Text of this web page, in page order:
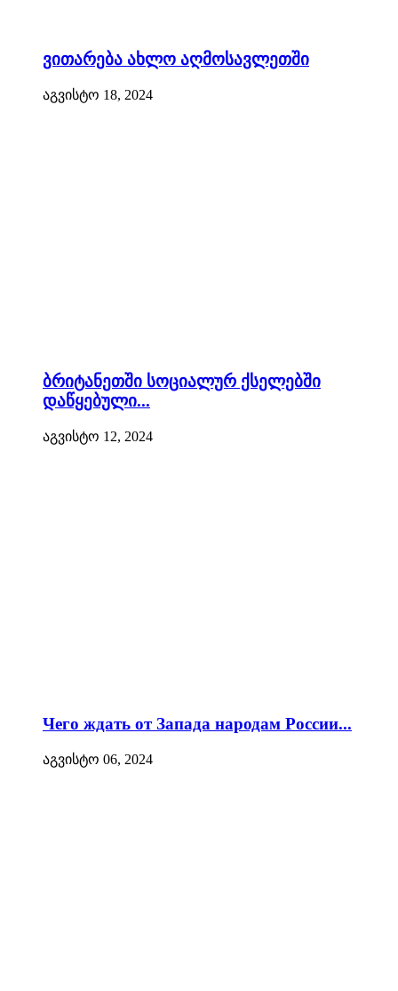
ვითარება ახლო აღმოსავლეთში
აგვისტო 18, 2024
ბრიტანეთში სოციალურ ქსელებში
დაწყებული...
აგვისტო 12, 2024
Чего ждать от Запада народам России...
აგვისტო 06, 2024